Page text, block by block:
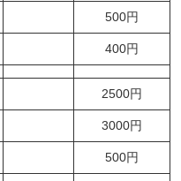
500円
400円
2500円
3000円
500円